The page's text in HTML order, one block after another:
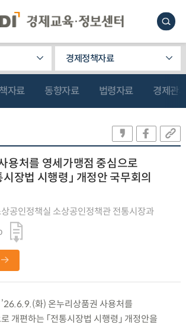
경제정책자료
자료 동향자료 법령자료 경제관
용처를 영세가맹점 중심으로
시장법 시행령」 개정안 국무회의
공인정책실 소상공인정책관 전통시장과
화) 온누리상품권 사용처를
개편하는 「전통시장법 시행령」 개정안을